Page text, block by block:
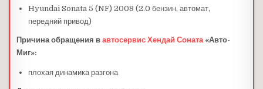
Hyundai Sonata 5 (NF) 2008 (2.0 бензин, автомат,
передний привод)
Причина обращения вавтосервис Хендай Соната «Авто-
Миг»:
плохая динамика разгона